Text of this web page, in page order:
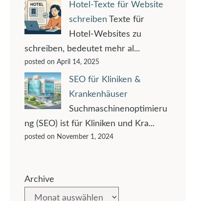
Hotel-Texte für Website
schreiben Texte für
Hotel-Websites zu
schreiben, bedeutet mehr al...
posted on April 14, 2025
SEO für Kliniken &
Krankenhäuser
Suchmaschinenoptimieru
ng (SEO) ist für Kliniken und Kra...
posted on November 1, 2024
Archive